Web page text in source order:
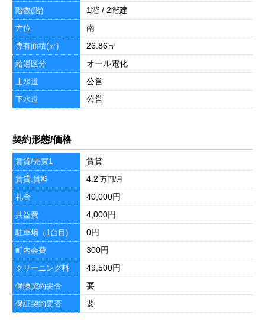
階数(階) 1階 / 2階建
方位 南
専有面積(㎡) 26.86㎡
給湯区分 オール電化
上水道 公営
下水道 公営
契約形態/価格
賃貸/売買1 賃貸
賃貸:賃料 4.2 万円/月
礼金 40,000円
共益費 4,000円
駐車場（1台目) 0円
町内会費 300円
クリーニング料 49,500円
保険契約要否 要
保証契約要否 要